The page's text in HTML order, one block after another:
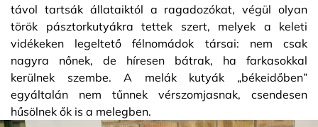
távol tartsák állataiktól a ragadozókat, végül olyan
török pásztorkutyákra tettek szert, melyek a keleti
vidékeken legeltető félnomádok társai: nem csak
nagyra nőnek, de híresen bátrak, ha farkasokkal
kerülnek szembe. A melák kutyák „békeidőben”
egyáltalán nem tűnnek vérszomjasnak, csendesen
hűsölnek ők is a melegben.